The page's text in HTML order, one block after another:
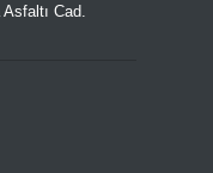
Cad.